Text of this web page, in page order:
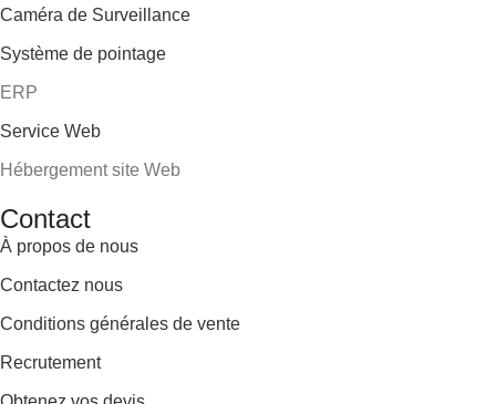
Caméra de Surveillance
Système de pointage
ERP
Service Web
Hébergement site Web
Contact
À propos de nous
Contactez nous
Conditions générales de vente
Recrutement